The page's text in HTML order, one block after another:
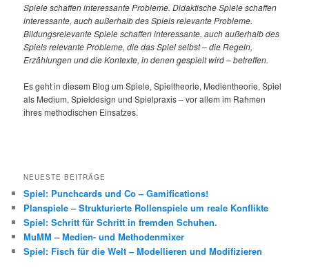
Spieleschaffen interessante Probleme. Didaktische Spiele schaffen
interessante, auch außerhalb des Spiels relevante Probleme.
Bildungsrelevante Spiele schaffen interessante, auch außerhalb des
Spiels relevante Probleme, die das Spiel selbst – die Regeln,
Erzählungen und die Kontexte, in denen gespielt wird – betreffen.
Es geht in diesem Blog um Spiele, Spieltheorie, Medientheorie, Spiel
als Medium, Spieldesign und Spielpraxis – vor allem im Rahmen
ihres methodischen Einsatzes.
NEUESTE BEITRÄGE
Spiel: Punchcards und Co – Gamifications!
Planspiele – Strukturierte Rollenspiele um reale Konflikte
Spiel: Schritt für Schritt in fremden Schuhen.
MuMM – Medien- und Methodenmixer
Spiel: Fisch für die Welt – Modellieren und Modifizieren